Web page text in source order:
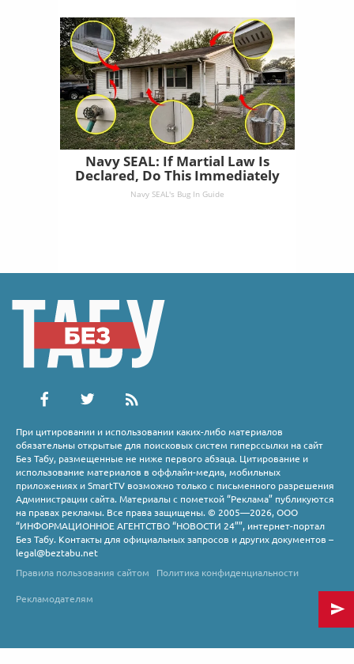
Navy SEAL: If Martial Law Is
Declared, Do This Immediately
Navy SEAL's Bug In Guide
При цитировании и использовании каких-либо материалов
обязательны открытые для поисковых систем гиперссылки на сайт
Без Табу, размещенные не ниже первого абзаца. Цитирование и
использование материалов в оффлайн-медиа, мобильных
приложениях и SmartTV возможно только с письменного разрешения
Администрации сайта. Материалы с пометкой “Реклама” публикуются
на правах рекламы. Все права защищены. © 2005—2026, ООО
“ИНФОРМАЦИОННОЕ АГЕНТСТВО “НОВОСТИ 24””, интернет-портал
Без Табу. Контакты для официальных запросов и других документов –
legal@beztabu.net
Правила пользования сайтом
Политика конфиденциальности
Рекламодателям